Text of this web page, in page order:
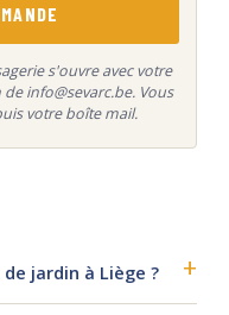
s'ouvre avec votre
info@sevarc.be. Vous
votre boîte mail.
jardin à Liège ?